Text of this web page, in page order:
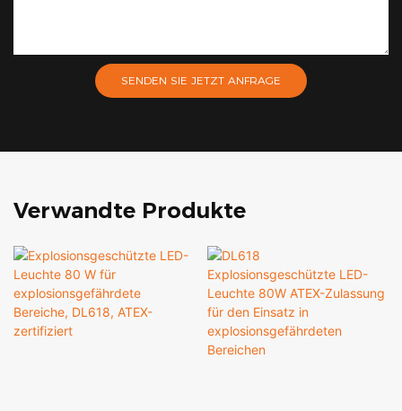
SENDEN SIE JETZT ANFRAGE
Verwandte Produkte